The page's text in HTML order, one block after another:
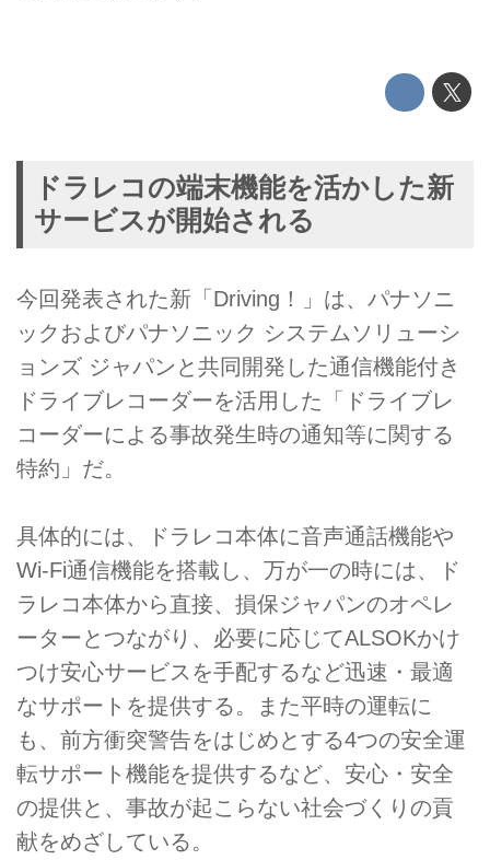
ドラレコの端末機能を活かした新
サービスが開始される
今回発表された新「Driving！」は、パナソニ
ックおよびパナソニック システムソリューシ
ョンズ ジャパンと共同開発した通信機能付き
ドライブレコーダーを活用した「ドライブレ
コーダーによる事故発生時の通知等に関する
特約」だ。
具体的には、ドラレコ本体に音声通話機能や
Wi-Fi通信機能を搭載し、万が一の時には、ド
ラレコ本体から直接、損保ジャパンのオペレ
ーターとつながり、必要に応じてALSOKかけ
つけ安心サービスを手配するなど迅速・最適
なサポートを提供する。また平時の運転に
も、前方衝突警告をはじめとする4つの安全運
転サポート機能を提供するなど、安心・安全
の提供と、事故が起こらない社会づくりの貢
献をめざしている。